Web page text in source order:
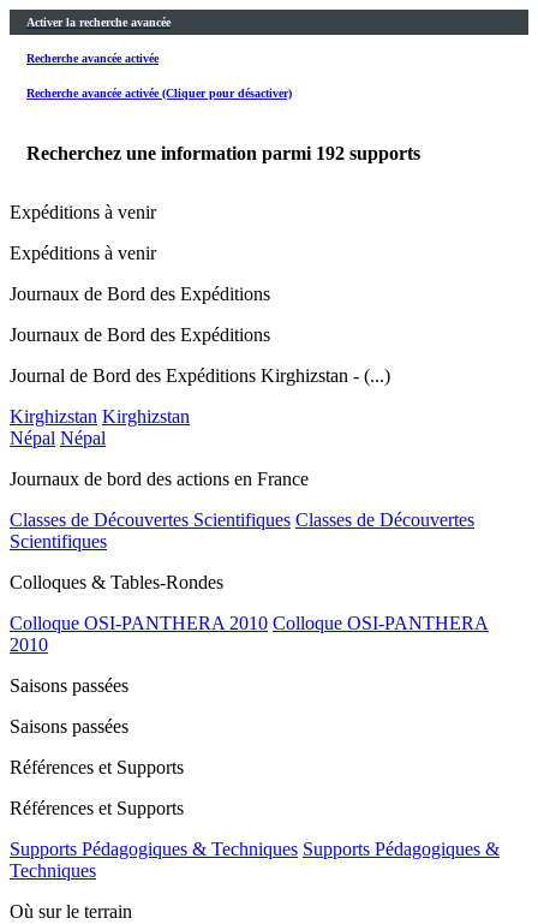
Activer la recherche avancée
Recherche avancée activée
Recherche avancée activée (Cliquer pour désactiver)
Recherchez une information parmi 192 supports
Expéditions à venir
Expéditions à venir
Journaux de Bord des Expéditions
Journaux de Bord des Expéditions
Journal de Bord des Expéditions Kirghizstan - (...)
Kirghizstan Kirghizstan
Népal Népal
Journaux de bord des actions en France
Classes de Découvertes Scientifiques Classes de Découvertes
Scientifiques
Colloques & Tables-Rondes
Colloque OSI-PANTHERA 2010 Colloque OSI-PANTHERA
2010
Saisons passées
Saisons passées
Références et Supports
Références et Supports
Supports Pédagogiques & Techniques Supports Pédagogiques &
Techniques
Où sur le terrain